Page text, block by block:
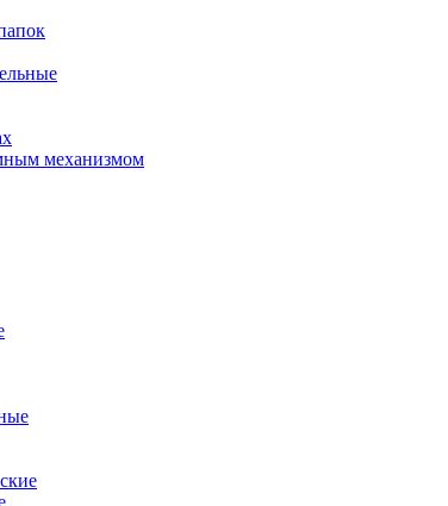
механизмом